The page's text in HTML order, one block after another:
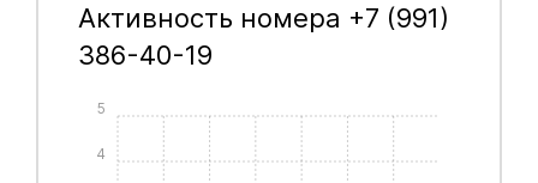
Активность номера +7 (991)
386-40-19
4
5